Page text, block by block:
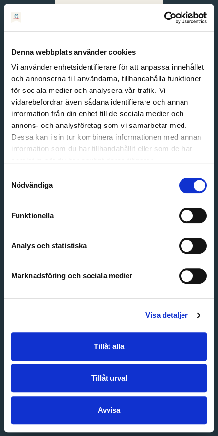
Denna webbplats använder cookies
Vi använder enhetsidentifierare för att anpassa innehållet
och annonserna till användarna, tillhandahålla funktioner
för sociala medier och analysera vår trafik. Vi
vidarebefordrar även sådana identifierare och annan
information från din enhet till de sociala medier och
annons- och analysföretag som vi samarbetar med.
Dessa kan i sin tur kombinera informationen med annan
information som du har tillhandahållit eller som de har
Nödvändiga
Funktionella
Analys och statistiska
Marknadsföring och sociala medier
Visa detaljer
Tillåt alla
Tillåt urval
Avvisa
English
Svenska
Email address
Customer service